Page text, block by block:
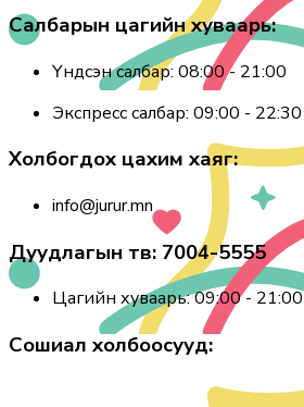
Салбарын цагийн хуваарь:
Үндсэн салбар: 08:00 - 21:00
Экспресс салбар: 09:00 - 22:30
Холбогдох цахим хаяг:
info@jurur.mn
Дуудлагын төв: 7004-5555
Цагийн хуваарь: 09:00 - 21:00
Сошиал холбоосууд: